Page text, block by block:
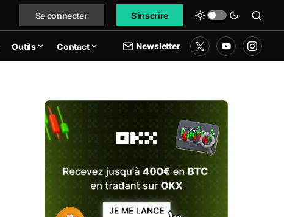
Se connecter S'inscrire
Outils Contact Newsletter